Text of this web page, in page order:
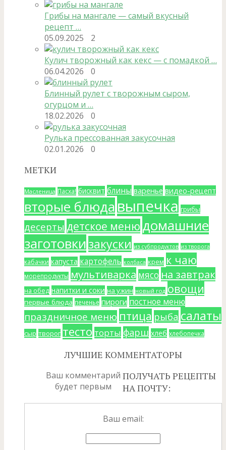
Грибы на мангале — самый вкусный
рецепт …
05.09.2025
2
Кулич творожный как кекс — с помадкой …
06.04.2026
0
Блинный рулет с творожным сыром,
огурцом и …
18.02.2026
0
Рулька прессованная закусочная
02.01.2026
0
МЕТКИ
Масленица Пасха! бисквит блины варенье видео-рецепт
вторые блюдавыпечка грибы
десерты детское меню домашние
заготовкизакуски из субпродуктов из творога
кабачки капуста картофель колбаса крем к чаю
морепродукты мультиварка мясо на завтрак
на обед напитки и соки на ужин новый год овощи
первые блюда печенье пироги постное меню
праздничное меню птица рыба салаты
сыр творог тесто торты фарш хлеб хлебопечка
ЛУЧШИЕ КОММЕНТАТОРЫ
Ваш комментарий
будет первым
ПОЛУЧАТЬ РЕЦЕПТЫ
НА ПОЧТУ:
Ваш email: